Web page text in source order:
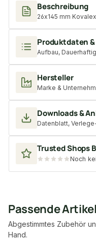
Beschreibung
26x145 mm
Produktdaten
Aufbau,
Hersteller
Marke &
Downloads &
Datenblatt,
Trusted Shops
Noch
Passende Artikel
Abgestimmtes Zubehör
Hand.